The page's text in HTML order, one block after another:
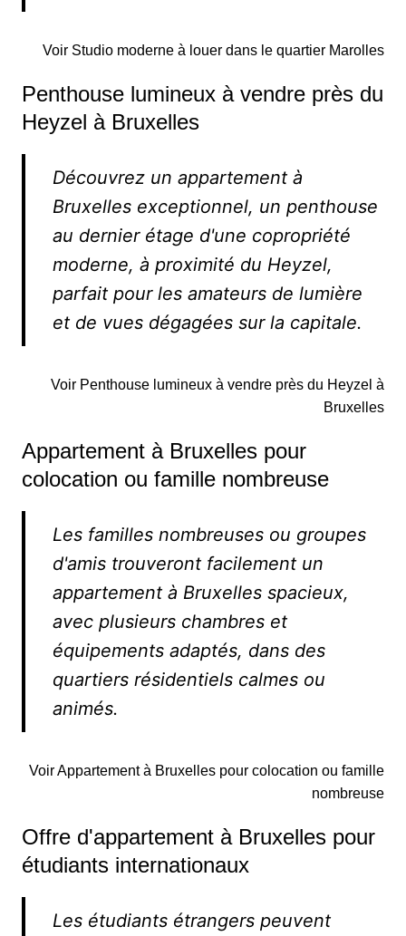
Voir Studio moderne à louer dans le quartier Marolles
Penthouse lumineux à vendre près du
Heyzel à Bruxelles
Découvrez un appartement à
Bruxelles exceptionnel, un penthouse
au dernier étage d'une copropriété
moderne, à proximité du Heyzel,
parfait pour les amateurs de lumière
et de vues dégagées sur la capitale.
Voir Penthouse lumineux à vendre près du Heyzel à
Bruxelles
Appartement à Bruxelles pour
colocation ou famille nombreuse
Les familles nombreuses ou groupes
d'amis trouveront facilement un
appartement à Bruxelles spacieux,
avec plusieurs chambres et
équipements adaptés, dans des
quartiers résidentiels calmes ou
animés.
Voir Appartement à Bruxelles pour colocation ou famille
nombreuse
Offre d'appartement à Bruxelles pour
étudiants internationaux
Les étudiants étrangers peuvent